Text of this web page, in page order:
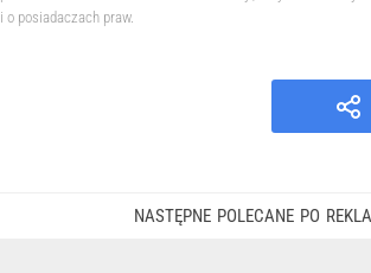
i o posiadaczach praw.